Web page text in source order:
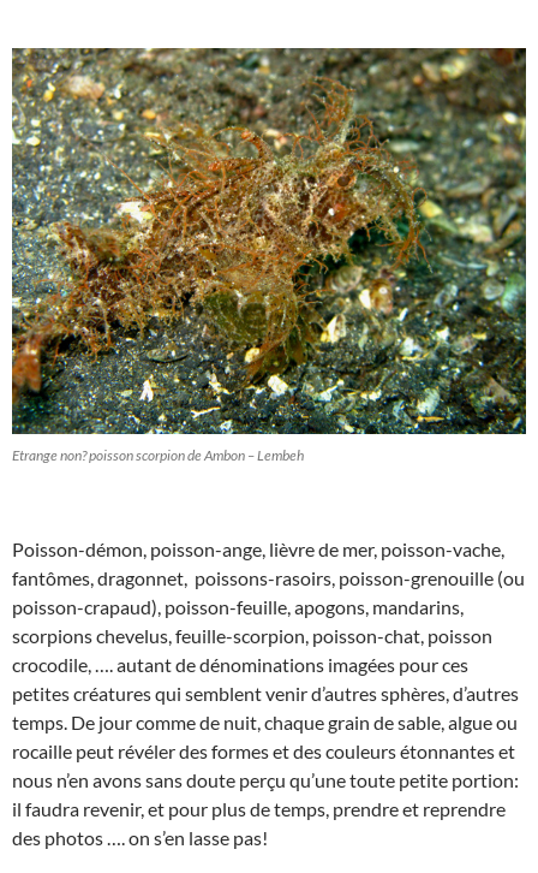
Etrange non? poisson scorpion de Ambon – Lembeh
Poisson-démon, poisson-ange, lièvre de mer, poisson-vache,
fantômes, dragonnet, poissons-rasoirs, poisson-grenouille (ou
poisson-crapaud), poisson-feuille, apogons, mandarins,
scorpions chevelus, feuille-scorpion, poisson-chat, poisson
crocodile, …. autant de dénominations imagées pour ces
petites créatures qui semblent venir d’autres sphères, d’autres
temps. De jour comme de nuit, chaque grain de sable, algue ou
rocaille peut révéler des formes et des couleurs étonnantes et
nous n’en avons sans doute perçu qu’une toute petite portion:
il faudra revenir, et pour plus de temps, prendre et reprendre
des photos …. on s’en lasse pas!